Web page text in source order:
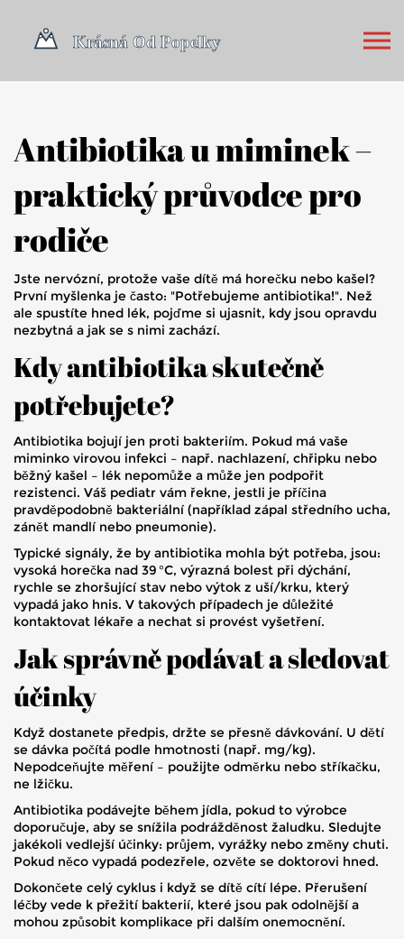
Antibiotika u miminek –
praktický průvodce pro
rodiče
Jste nervózní, protože vaše dítě má horečku nebo kašel?
První myšlenka je často: "Potřebujeme antibiotika!". Než
ale spustíte hned lék, pojďme si ujasnit, kdy jsou opravdu
nezbytná a jak se s nimi zachází.
Kdy antibiotika skutečně
potřebujete?
Antibiotika bojují jen proti bakteriím. Pokud má vaše
miminko virovou infekci – např. nachlazení, chřipku nebo
běžný kašel – lék nepomůže a může jen podpořit
rezistenci. Váš pediatr vám řekne, jestli je příčina
pravděpodobně bakteriální (například zápal středního ucha,
zánět mandlí nebo pneumonie).
Typické signály, že by antibiotika mohla být potřeba, jsou:
vysoká horečka nad 39 °C, výrazná bolest při dýchání,
rychle se zhoršující stav nebo výtok z uší/krku, který
vypadá jako hnis. V takových případech je důležité
kontaktovat lékaře a nechat si provést vyšetření.
Jak správně podávat a sledovat
účinky
Když dostanete předpis, držte se přesně dávkování. U dětí
se dávka počítá podle hmotnosti (např. mg/kg).
Nepodceňujte měření – použijte odměrku nebo stříkačku,
ne lžičku.
Antibiotika podávejte během jídla, pokud to výrobce
doporučuje, aby se snížila podrážděnost žaludku. Sledujte
jakékoli vedlejší účinky: průjem, vyrážky nebo změny chuti.
Pokud něco vypadá podezřele, ozvěte se doktorovi hned.
Dokončete celý cyklus i když se dítě cítí lépe. Přerušení
léčby vede k přežití bakterií, které jsou pak odolnější a
mohou způsobit komplikace při dalším onemocnění.